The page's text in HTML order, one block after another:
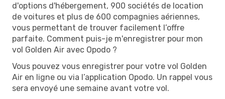
d'options d'hébergement, 900 sociétés de location
de voitures et plus de 600 compagnies aériennes,
vous permettant de trouver facilement l’offre
parfaite. Comment puis-je m'enregistrer pour mon
vol Golden Air avec Opodo ?
Vous pouvez vous enregistrer pour votre vol Golden
Air en ligne ou via l’application Opodo. Un rappel vous
sera envoyé une semaine avant votre vol.